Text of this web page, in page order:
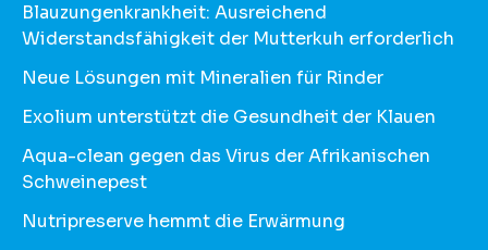
Blauzungenkrankheit: Ausreichend
Widerstandsfähigkeit der Mutterkuh erforderlich
Neue Lösungen mit Mineralien für Rinder
Exolium unterstützt die Gesundheit der Klauen
Aqua-clean gegen das Virus der Afrikanischen
Schweinepest
Nutripreserve hemmt die Erwärmung